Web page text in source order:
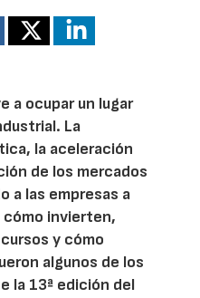
a ocupar un lugar
La
la aceleración
de los mercados
a las empresas a
cómo invierten,
y cómo
algunos de los
la 13ª edición del